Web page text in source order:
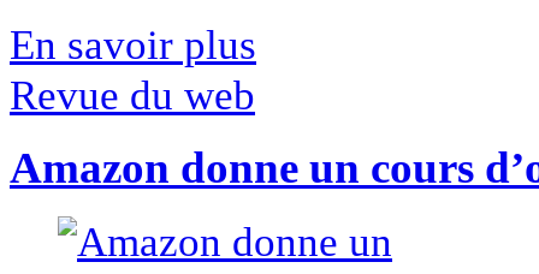
En savoir plus
Revue du web
Amazon donne un cours